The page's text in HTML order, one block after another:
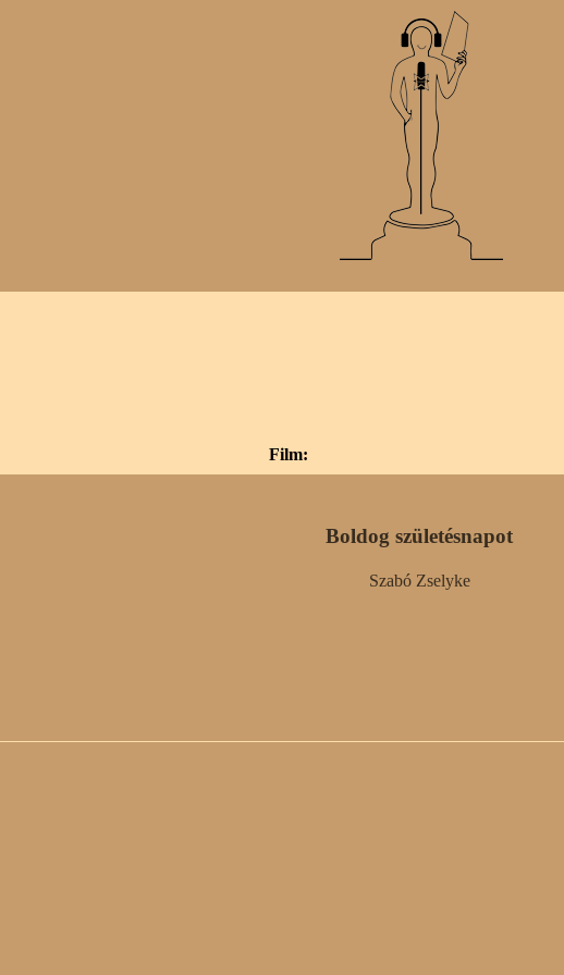
Film:
Boldog születésnapot
Szabó Zselyke